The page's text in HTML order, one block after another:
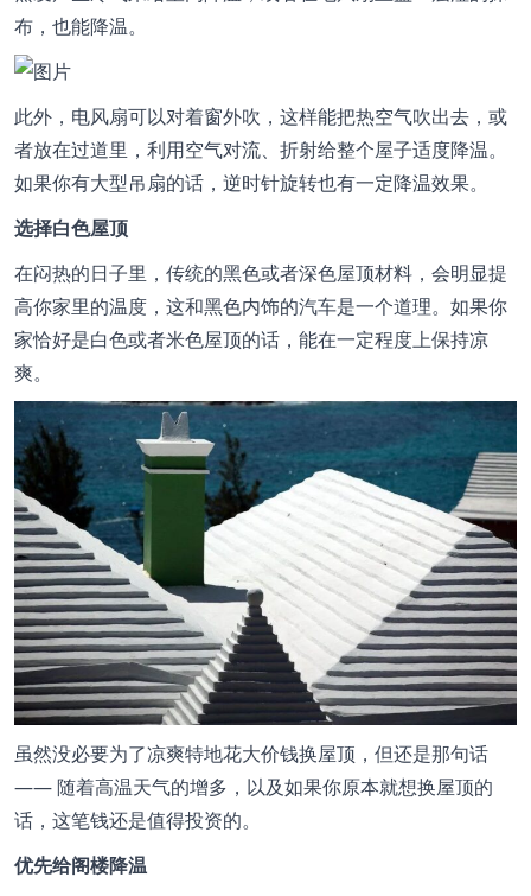
布，也能降温。
此外，电风扇可以对着窗外吹，这样能把热空气吹出去，或
者放在过道里，利用空气对流、折射给整个屋子适度降温。
如果你有大型吊扇的话，逆时针旋转也有一定降温效果。
选择白色屋顶
在闷热的日子里，传统的黑色或者深色屋顶材料，会明显提
高你家里的温度，这和黑色内饰的汽车是一个道理。如果你
家恰好是白色或者米色屋顶的话，能在一定程度上保持凉
爽。
虽然没必要为了凉爽特地花大价钱换屋顶，但还是那句话
—— 随着高温天气的增多，以及如果你原本就想换屋顶的
话，这笔钱还是值得投资的。
优先给阁楼降温